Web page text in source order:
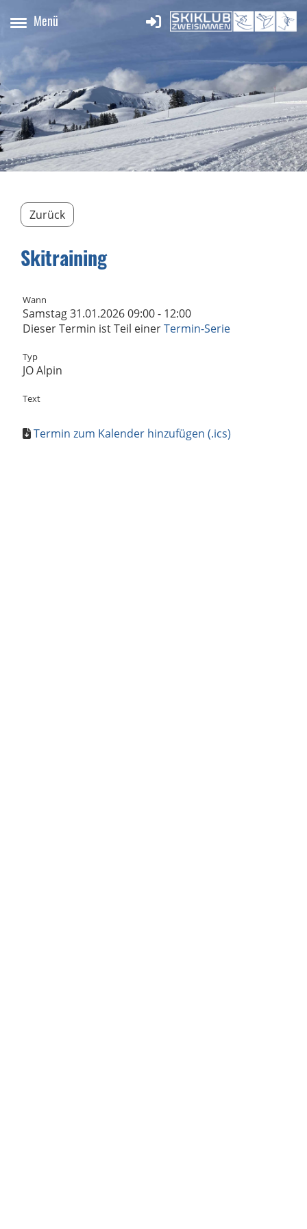
Menü
Zurück
Skitraining
Wann
Samstag 31.01.2026 09:00 - 12:00
Dieser Termin ist Teil einerTermin-Serie
Typ
JO Alpin
Text
Termin zum Kalender hinzufügen (.ics)